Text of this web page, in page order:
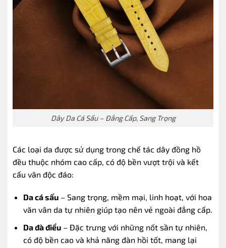
Dây Da Cá Sấu – Đẳng Cấp, Sang Trọng
Các loại da được sử dụng trong chế tác dây đồng hồ
đều thuộc nhóm cao cấp, có độ bền vượt trội và kết
cấu vân độc đáo:
Da cá sấu– Sang trọng, mềm mại, linh hoạt, với hoa
văn vân da tự nhiên giúp tạo nên vẻ ngoài đẳng cấp.
Da đà điểu– Đặc trưng với những nốt sần tự nhiên,
có độ bền cao và khả năng đàn hồi tốt, mang lại